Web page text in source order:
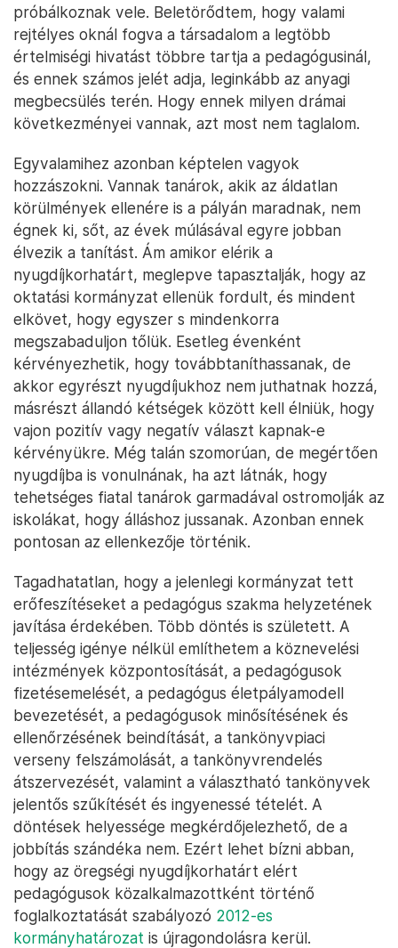
próbálkoznak vele. Beletörődtem, hogy valami
rejtélyes oknál fogva a társadalom a legtöbb
értelmiségi hivatást többre tartja a pedagógusinál,
és ennek számos jelét adja, leginkább az anyagi
megbecsülés terén. Hogy ennek milyen drámai
következményei vannak, azt most nem taglalom.
Egyvalamihez azonban képtelen vagyok
hozzászokni. Vannak tanárok, akik az áldatlan
körülmények ellenére is a pályán maradnak, nem
égnek ki, sőt, az évek múlásával egyre jobban
élvezik a tanítást. Ám amikor elérik a
nyugdíjkorhatárt, meglepve tapasztalják, hogy az
oktatási kormányzat ellenük fordult, és mindent
elkövet, hogy egyszer s mindenkorra
megszabaduljon tőlük. Esetleg évenként
kérvényezhetik, hogy továbbtaníthassanak, de
akkor egyrészt nyugdíjukhoz nem juthatnak hozzá,
másrészt állandó kétségek között kell élniük, hogy
vajon pozitív vagy negatív választ kapnak-e
kérvényükre. Még talán szomorúan, de megértően
nyugdíjba is vonulnának, ha azt látnák, hogy
tehetséges fiatal tanárok garmadával ostromolják az
iskolákat, hogy álláshoz jussanak. Azonban ennek
pontosan az ellenkezője történik.
Tagadhatatlan, hogy a jelenlegi kormányzat tett
erőfeszítéseket a pedagógus szakma helyzetének
javítása érdekében. Több döntés is született. A
teljesség igénye nélkül említhetem a köznevelési
intézmények központosítását, a pedagógusok
fizetésemelését, a pedagógus életpályamodell
bevezetését, a pedagógusok minősítésének és
ellenőrzésének beindítását, a tankönyvpiaci
verseny felszámolását, a tankönyvrendelés
átszervezését, valamint a választható tankönyvek
jelentős szűkítését és ingyenessé tételét. A
döntések helyessége megkérdőjelezhető, de a
jobbítás szándéka nem. Ezért lehet bízni abban,
hogy az öregségi nyugdíjkorhatárt elért
pedagógusok közalkalmazottként történő
foglalkoztatását szabályozó 2012-es
kormányhatározat is újragondolásra kerül.